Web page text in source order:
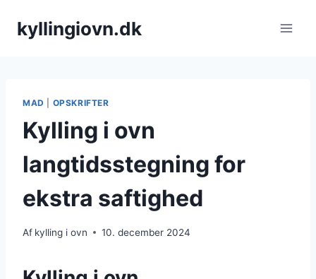
kyllingiovn.dk
MAD OPSKRIFTER
Kylling i ovn
langtidsstegning for
ekstra saftighed
Af kylling i ovn 10. december 2024